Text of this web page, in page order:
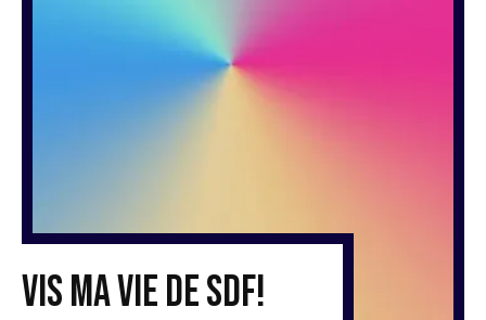
Vis ma vie de SDF!